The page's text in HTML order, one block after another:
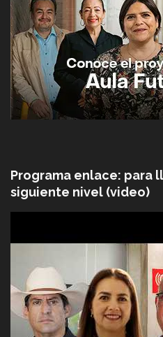
Programa enlace: para
siguiente nivel (video)